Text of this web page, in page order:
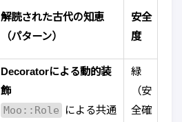
解読された古代の知恵
（パターン）
安全
度
Decoratorによる動的装
飾
Moo::Role
による共通
緑
（安
全確